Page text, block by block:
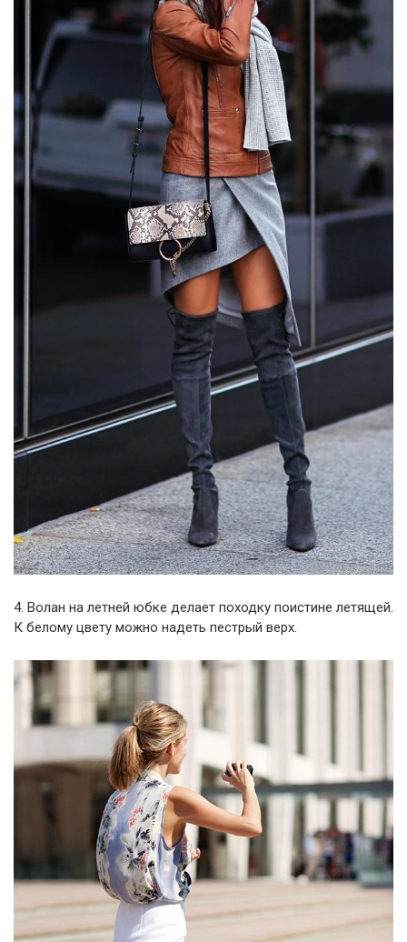
4. Волан на летней юбке делает походку поистине летящей.
К белому цвету можно надеть пестрый верх.